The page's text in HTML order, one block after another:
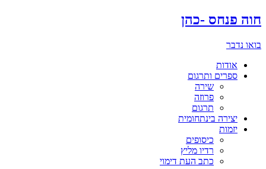
דלג
לתוכן
חוה פנחס -כהן
בואו נדבר
אודות
ספרים ותרגום
שירה
פרוזה
תרגום
יצירה בינתחומית
יזמות
כיסופים
רדיו מליץ
כתב העת דימוי